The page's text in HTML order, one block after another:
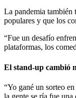
La pandemia también
populares y que los
“Fue un desafío
plataformas, los
El stand-up cambió
“Yo gané un sorteo
la gente se ría fue